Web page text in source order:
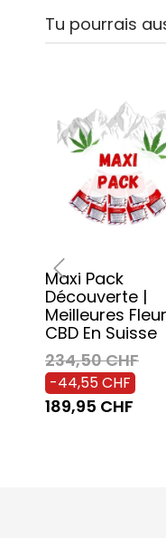
Tu pourrais
Maxi Pack
Découverte |
Meilleures
CBD En Suisse
234,50 CHF
-44,55 CHF
189,95 CHF
‹